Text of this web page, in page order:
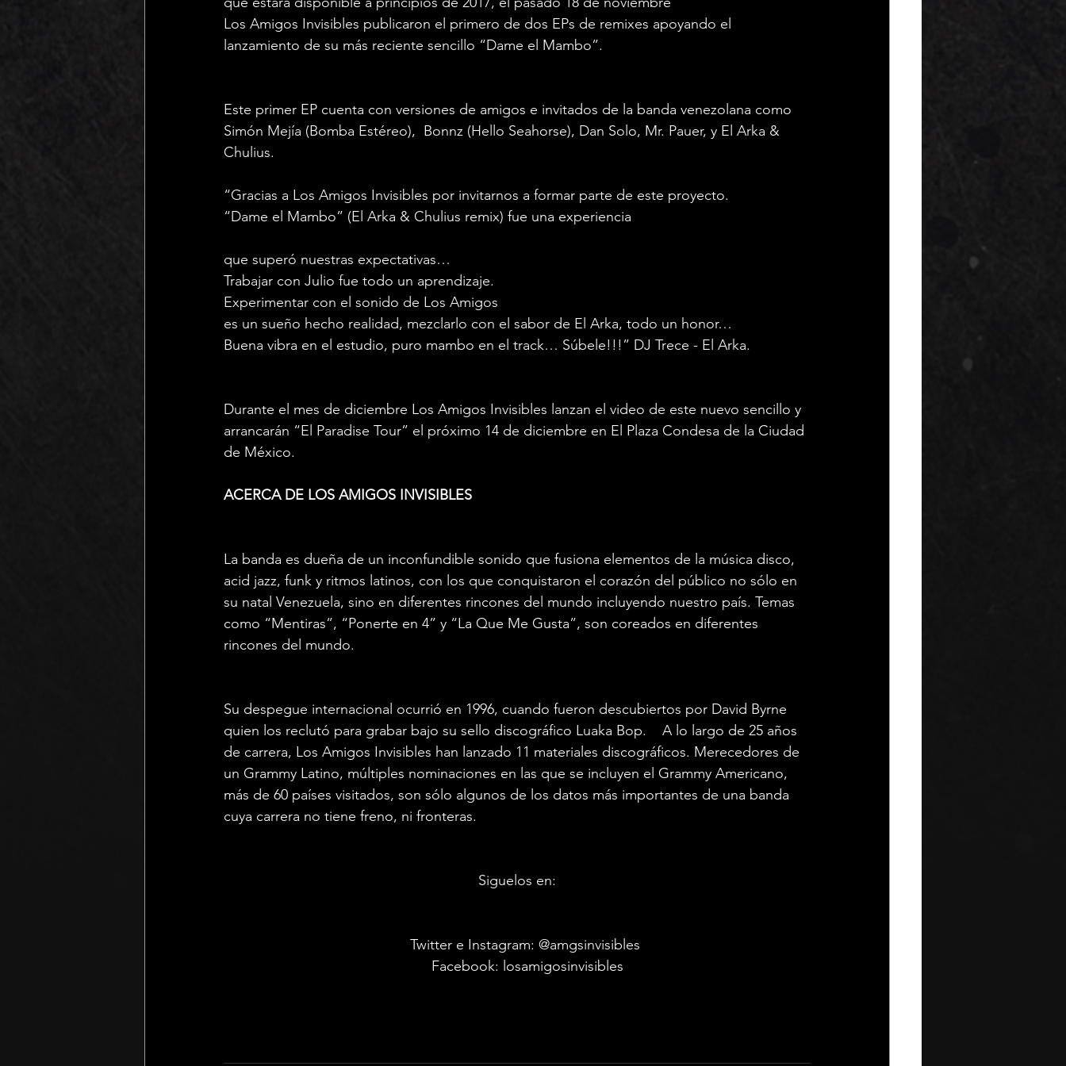
Los Amigos Invisibles publicaron el primero de dos EPs de remixes apoyando el
lanzamiento de su más reciente sencillo “Dame el Mambo”.
Este primer EP cuenta con versiones de amigos e invitados de la banda venezolana como
Simón Mejía (Bomba Estéreo),  Bonnz (Hello Seahorse), Dan Solo, Mr. Pauer, y El Arka &
Chulius.
“Gracias a Los Amigos Invisibles por invitarnos a formar parte de este proyecto.
“Dame el Mambo” (El Arka & Chulius remix) fue una experiencia
que superó nuestras expectativas…
Trabajar con Julio fue todo un aprendizaje.
Experimentar con el sonido de Los Amigos
es un sueño hecho realidad, mezclarlo con el sabor de El Arka, todo un honor…
Buena vibra en el estudio, puro mambo en el track… Súbele!!!” DJ Trece - El Arka.
Durante el mes de diciembre Los Amigos Invisibles lanzan el video de este nuevo sencillo y
arrancarán “El Paradise Tour” el próximo 14 de diciembre en El Plaza Condesa de la Ciudad
de México.
ACERCA DE LOS AMIGOS INVISIBLES
La banda es dueña de un inconfundible sonido que fusiona elementos de la música disco,
acid jazz, funk y ritmos latinos, con los que conquistaron el corazón del público no sólo en
su natal Venezuela, sino en diferentes rincones del mundo incluyendo nuestro país. Temas
como “Mentiras”, “Ponerte en 4” y “La Que Me Gusta”, son coreados en diferentes
rincones del mundo.
Su despegue internacional ocurrió en 1996, cuando fueron descubiertos por David Byrne
quien los reclutó para grabar bajo su sello discográfico Luaka Bop.    A lo largo de 25 años
de carrera, Los Amigos Invisibles han lanzado 11 materiales discográficos. Merecedores de
un Grammy Latino, múltiples nominaciones en las que se incluyen el Grammy Americano,
más de 60 países visitados, son sólo algunos de los datos más importantes de una banda
cuya carrera no tiene freno, ni fronteras.
Siguelos en:
    Twitter e Instagram: @amgsinvisibles
     Facebook: losamigosinvisibles